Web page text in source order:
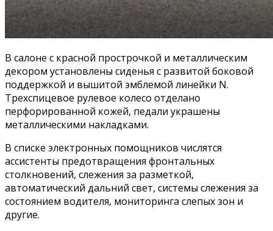
В салоне с красной прострочкой и металлическим
декором установлены сиденья с развитой боковой
поддержкой и вышитой эмблемой линейки N.
Трехспицевое рулевое колесо отделано
перфорированной кожей, педали украшены
металлическими накладками.
В списке электронных помощников числятся
ассистенты предотвращения фронтальных
столкновений, слежения за разметкой,
автоматический дальний свет, системы слежения за
состоянием водителя, мониторинга слепых зон и
другие.